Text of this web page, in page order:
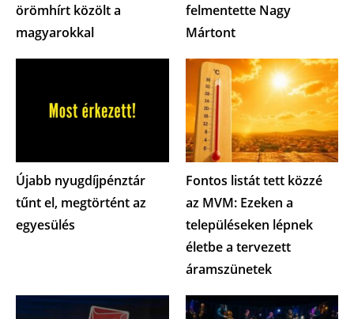
örömhírt közölt a
magyarokkal
felmentette Nagy
Mártont
Újabb nyugdíjpénztár
tűnt el, megtörtént az
egyesülés
Fontos listát tett közzé
az MVM: Ezeken a
településeken lépnek
életbe a tervezett
áramszünetek